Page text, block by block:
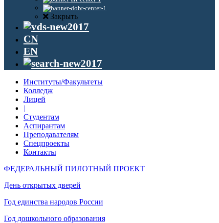
Закрыть
CN
EN
Институты/Факультеты
Колледж
Лицей
|
Студентам
Аспирантам
Преподавателям
Спецпроекты
Контакты
ФЕДЕРАЛЬНЫЙ ПИЛОТНЫЙ ПРОЕКТ
День открытых дверей
Год единства народов России
Год дошкольного образования